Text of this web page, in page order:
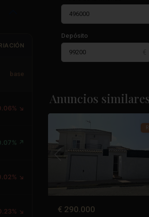
base
↘
↗
↘
↘
Depósito
Anuncios
Torrevieja
Anterior
€ 290.000